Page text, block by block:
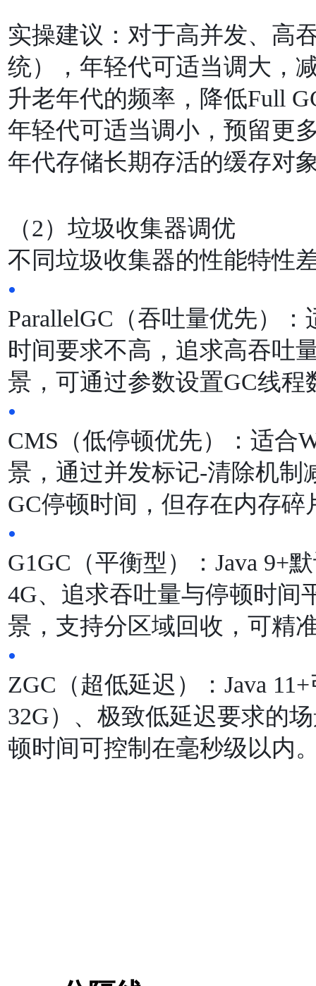
实操建议：对于⾼并发、⾼
统），年轻代可适当调⼤，
升⽼年代的频率，降低Full
年轻代可适当调⼩，预留更
年代存储⻓期存活的缓存对
（2）垃圾收集器调优
不同垃圾收集器的性能特性
•
ParallelGC（吞吐量优先）
时间要求不⾼，追求⾼吞吐
景，可通过参数设置GC线
•
CMS（低停顿优先）：适合
景，通过并发标记-清除机制
GC停顿时间，但存在内存碎
•
G1GC（平衡型）：Java 9+
4G、追求吞吐量与停顿时间
景，⽀持分区域回收，可精
•
ZGC（超低延迟）：Java
32G）、极致低延迟要求的
顿时间可控制在毫秒级以内